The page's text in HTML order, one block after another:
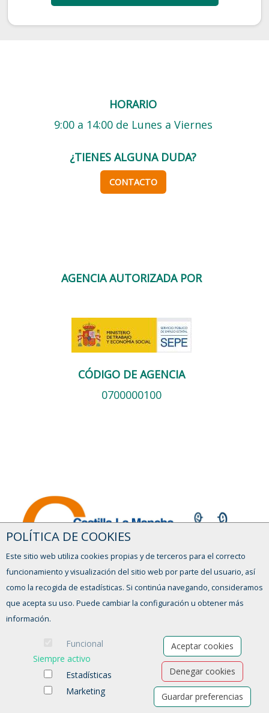
HORARIO
9:00 a 14:00 de Lunes a Viernes
¿TIENES ALGUNA DUDA?
CONTACTO
AGENCIA AUTORIZADA POR
CÓDIGO DE AGENCIA
0700000100
POLÍTICA DE COOKIES
Este sitio web utiliza cookies propias y de terceros para el correcto
funcionamiento y visualización del sitio web por parte del usuario, así
como la recogida de estadísticas. Si continúa navegando, consideramos
que acepta su uso. Puede cambiar la configuración u obtener más
información.
Funcional
Siempre activo
Estadísticas
Marketing
Aceptar cookies
Denegar cookies
Guardar preferencias